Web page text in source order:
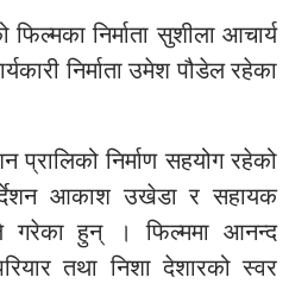
निर्माता सुशीला आचार्य
निर्माता उमेश पौडेल रहेका
निर्माण सहयोग रहेको
आकाश उखेडा र सहायक
गरेका हुन् । फिल्ममा आनन्द
तथा निशा देशारको स्वर